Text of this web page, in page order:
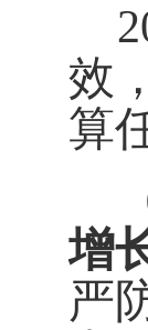
效
算
增
严